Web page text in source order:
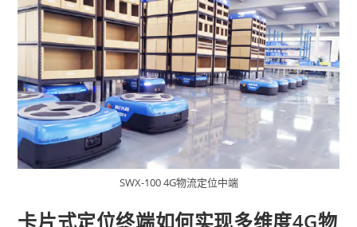
SWX-100 4G物流定位中端
卡片式定位终端如何实现多维度4G物